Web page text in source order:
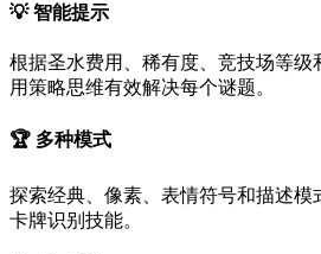
💡 智能提示
根据圣水费用、稀有度、竞技场等级
用策略思维有效解决每个谜题。
🏆 多种模式
探索经典、像素、表情符号和描述模
卡牌识别技能。